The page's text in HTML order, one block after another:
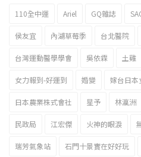
2023新北市北海岸國際風箏
110全中運 Ariel GQ雜誌
侯友宜 內湖草莓季 台北醫院
台灣運動醫學學會 吳依霖 土雞
女力報到-好運到 婚變 嫁台日本
日本農業株式會社 星予 林瀛洲
民政局 江宏傑 火神的眼淚
瑞芳氣象站 石門十景實在好好玩